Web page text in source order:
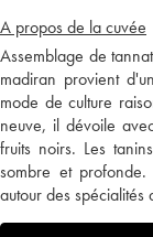
A propos de la cuvée
Assemblage de
madiran provient
mode de culture
neuve, il dévoile
fruits noirs. Les
sombre et
autour des spécialités